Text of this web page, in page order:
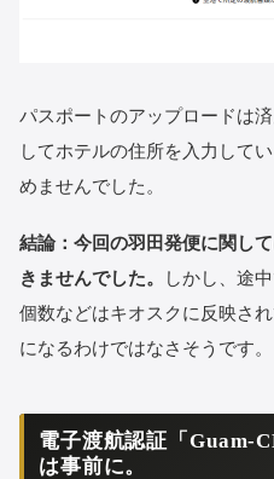
パスポートのアップロードは
してホテルの住所を入力して
めませんでした。
結論：今回の羽田発便に関し
きませんでした。
しかし、途
個数などはキオスクに反映さ
になるわけではなさそうです。
電子渡航認証「Guam-
は事前に。